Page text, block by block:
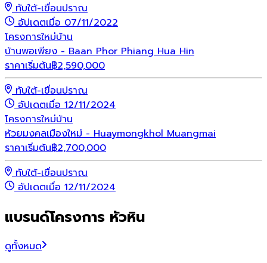
ทับใต้-เขื่อนปราณ
อัปเดตเมื่อ 07/11/2022
โครงการใหม่บ้าน
บ้านพอเพียง - Baan Phor Phiang Hua Hin
ราคาเริ่มต้น฿2,590,000
ทับใต้-เขื่อนปราณ
อัปเดตเมื่อ 12/11/2024
โครงการใหม่บ้าน
ห้วยมงคลเมืองใหม่ - Huaymongkhol Muangmai
ราคาเริ่มต้น฿2,700,000
ทับใต้-เขื่อนปราณ
อัปเดตเมื่อ 12/11/2024
แบรนด์โครงการ หัวหิน
ดูทั้งหมด